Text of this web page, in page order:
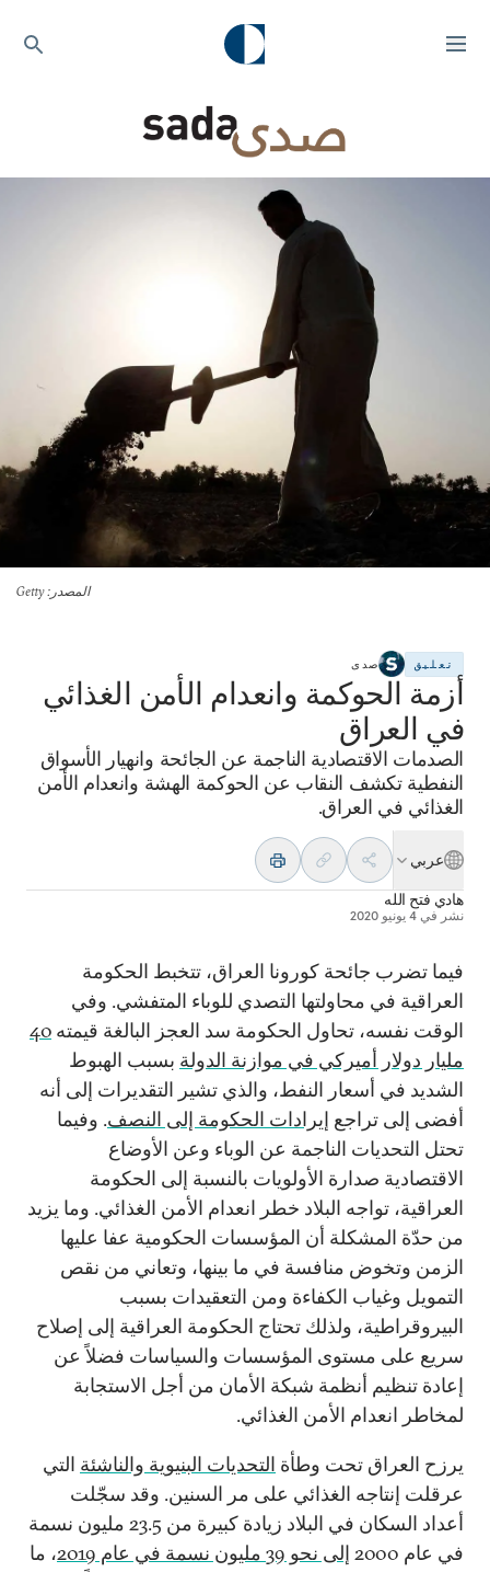
المصدر : Getty
تعليق صدى
أزمة الحوكمة وانعدام الأمن الغذائي
في العراق
الصدمات الاقتصادية الناجمة عن الجائحة وانهيار الأسواق
النفطية تكشف النقاب عن الحوكمة الهشة وانعدام الأمن
الغذائي في العراق.
عربي
هادي فتح الله
نشر في 4 يونيو 2020
فيما تضرب جائحة كورونا العراق، تتخبط الحكومة
العراقية في محاولتها التصدي للوباء المتفشي. وفي
الوقت نفسه، تحاول الحكومة سد العجز البالغة قيمته 40
مليار دولار أميركي في موازنة الدولة بسبب الهبوط
الشديد في أسعار النفط، والذي تشير التقديرات إلى أنه
أفضى إلى تراجع إيرادات الحكومة إلى النصف. وفيما
تحتل التحديات الناجمة عن الوباء وعن الأوضاع
الاقتصادية صدارة الأولويات بالنسبة إلى الحكومة
العراقية، تواجه البلاد خطر انعدام الأمن الغذائي. وما يزيد
من حدّة المشكلة أن المؤسسات الحكومية عفا عليها
الزمن وتخوض منافسة في ما بينها، وتعاني من نقص
التمويل وغياب الكفاءة ومن التعقيدات بسبب
البيروقراطية، ولذلك تحتاج الحكومة العراقية إلى إصلاح
سريع على مستوى المؤسسات والسياسات فضلاً عن
إعادة تنظيم أنظمة شبكة الأمان من أجل الاستجابة
لمخاطر انعدام الأمن الغذائي.
يرزح العراق تحت وطأة التحديات البنيوية والناشئة التي
عرقلت إنتاجه الغذائي على مر السنين. وقد سجّلت
أعداد السكان في البلاد زيادة كبيرة من 23.5 مليون نسمة
في عام 2000
إلى نحو 39 مليون نسمة في عام 2019
، ما